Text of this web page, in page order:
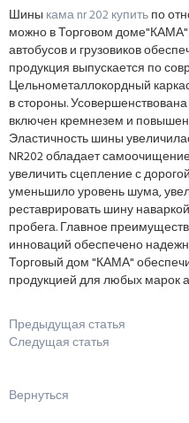
Шины кама nr 202 купитьпо
можно в Торговом
автобусов и грузовиков
продукция выпускается по
Цельнометаллокордный
в стороны.
включен кремнезем и
Эластичность шины
NR202 обладает
увеличить сцепление с
уменьшило уровень шума,
реставрировать шину
пробега. Главное
инноваций обеспечено
Торговый дом "КАМА"
продукцией для любых марок
Предыдущая статья
Следущая статья
Вернуться